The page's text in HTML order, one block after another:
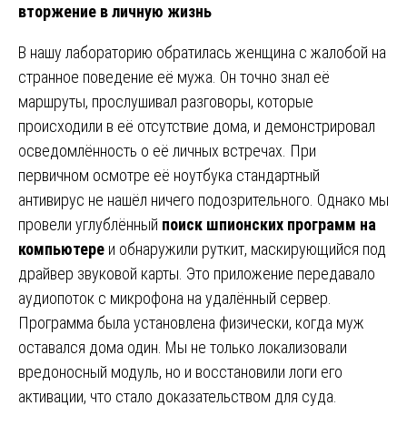
вторжение в личную жизнь
В нашу лабораторию обратилась женщина с жалобой на
странное поведение её мужа. Он точно знал её
маршруты, прослушивал разговоры, которые
происходили в её отсутствие дома, и демонстрировал
осведомлённость о её личных встречах. При
первичном осмотре её ноутбука стандартный
антивирус не нашёл ничего подозрительного. Однако мы
провели углублённый поиск шпионских программ на
компьютере и обнаружили руткит, маскирующийся под
драйвер звуковой карты. Это приложение передавало
аудиопоток с микрофона на удалённый сервер.
Программа была установлена физически, когда муж
оставался дома один. Мы не только локализовали
вредоносный модуль, но и восстановили логи его
активации, что стало доказательством для суда.